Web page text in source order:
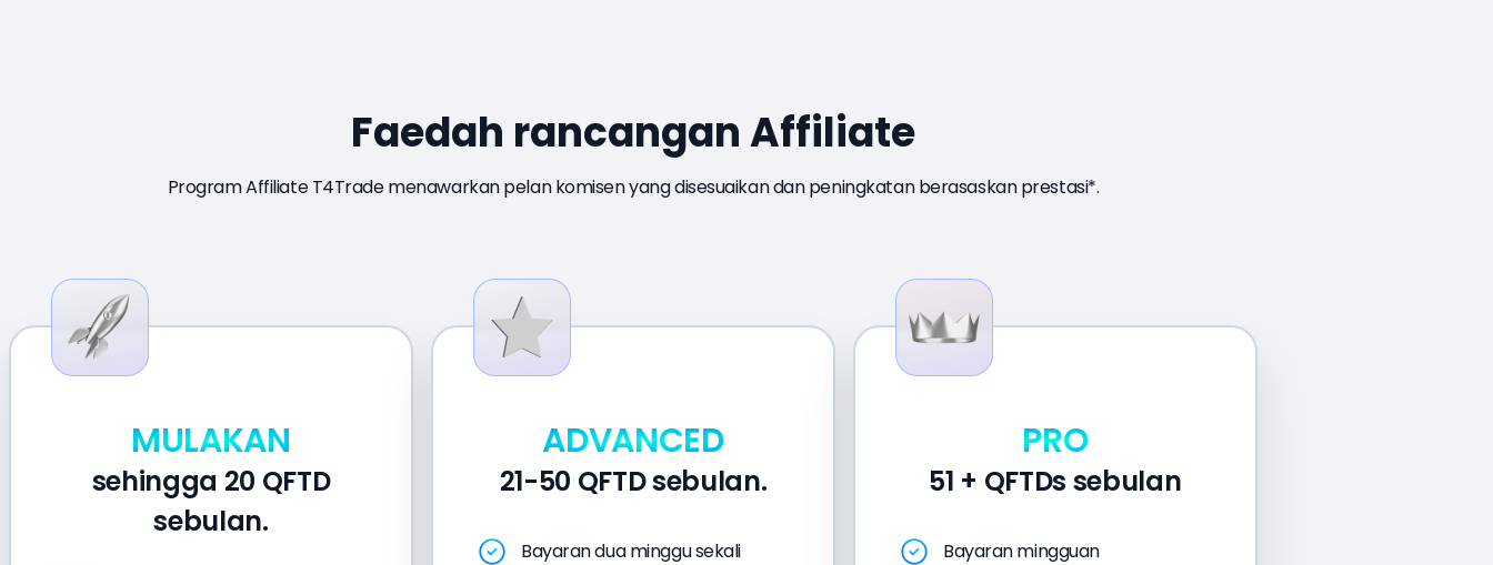
Faedah rancangan Affiliate
Program Affiliate T4Trade menawarkan pelan komisen yang disesuaikan dan peningkatan berasaskan prestasi*.
MULAKAN
sehingga 20 QFTD
sebulan.
ADVANCED
21-50 QFTD sebulan.
Bayaran dua minggu sekali
PRO
51 + QFTDs sebulan
Bayaran mingguan